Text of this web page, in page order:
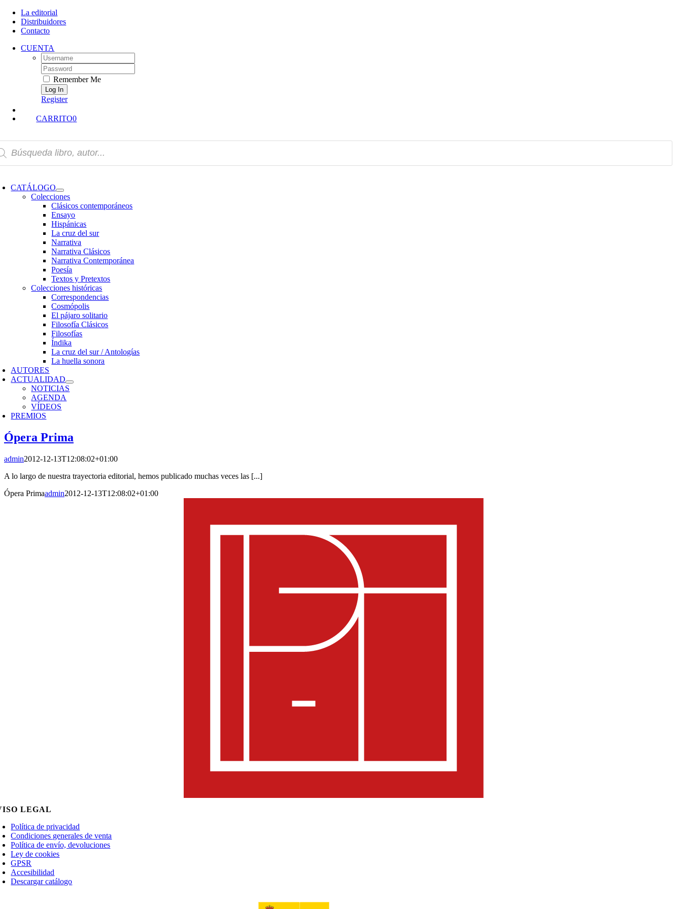
Skip
content
La editorial
Distribuidores
Contacto
CUENTA
Username:
Password:
Remember Me
Register
CARRITO0
CATÁLOGO
Colecciones
Clásicos contemporáneos
Ensayo
Hispánicas
La cruz del sur
Narrativa
Narrativa Clásicos
Narrativa Contemporánea
Poesía
Textos y Pretextos
Colecciones históricas
Correspondencias
Cosmópolis
El pájaro solitario
Filosofía Clásicos
Filosofías
Índika
La cruz del sur / Antologías
La huella sonora
AUTORES
ACTUALIDAD
NOTICIAS
AGENDA
VÍDEOS
PREMIOS
Ópera Prima
admin2012-12-13T12:08:02+01:00
A lo largo de nuestra trayectoria editorial, hemos publicado muchas veces las [...]
Ópera Primaadmin2012-12-13T12:08:02+01:00
LEGAL
Política de privacidad
Condiciones generales de venta
Política de envío, devoluciones
Ley de cookies
GPSR
Accesibilidad
Descargar catálogo